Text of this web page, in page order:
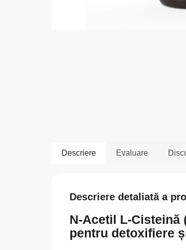
Descriere Evaluare
Descriere detaliată a
N-Acetil L-
pentru detoxifiere